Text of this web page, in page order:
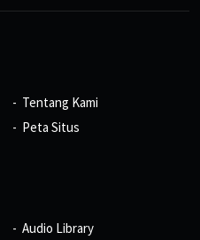
Tentang Kami
Peta Situs
Audio Library